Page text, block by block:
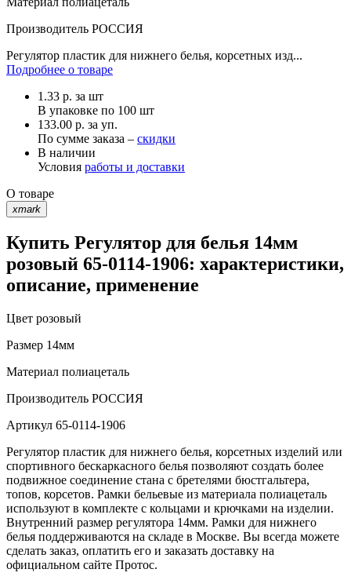
Производитель РОССИЯ
Регулятор пластик для нижнего белья, корсетных изд...
Подробнее о товаре
1.33 р. за шт
В упаковке по 100 шт
133.00 р. за уп.
По сумме заказа – скидки
В наличии
Условия работы и доставки
О товаре
xmark
Купить Регулятор для белья 14мм
розовый 65-0114-1906: характеристики,
описание, применение
Цвет розовый
Размер 14мм
Материал полиацеталь
Производитель РОССИЯ
Артикул 65-0114-1906
Регулятор пластик для нижнего белья, корсетных изделий или
спортивного бескаркасного белья позволяют создать более
подвижное соединение стана с бретелями бюстгальтера,
топов, корсетов. Рамки бельевые из материала полиацеталь
используют в комплекте с кольцами и крючками на изделии.
Внутренний размер регулятора 14мм. Рамки для нижнего
белья поддерживаются на складе в Москве. Вы всегда можете
сделать заказ, оплатить его и заказать доставку на
официальном сайте Протос.